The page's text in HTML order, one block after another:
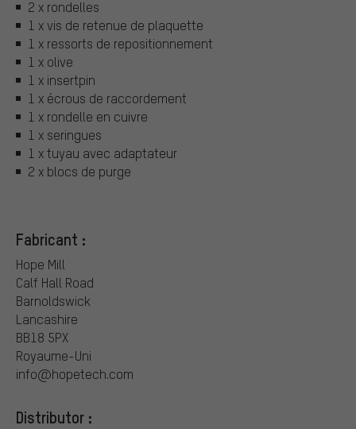
2 x rondelles
1 x vis de retenue de plaquette
1 x ressorts de repositionnement
1 x olive
1 x insertpin
1 x écrous de raccordement
1 x rondelle en cuivre
1 x seringues
1 x tuyau avec adaptateur
2 x blocs de purge
Fabricant :
Hope Mill
Calf Hall Road
Barnoldswick
Lancashire
BB18 5PX
Royaume-Uni
info@hopetech.com
Distributor :